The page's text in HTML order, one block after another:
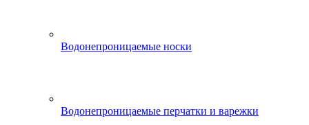
Водонепроницаемые носки
Водонепроницаемые перчатки и варежки